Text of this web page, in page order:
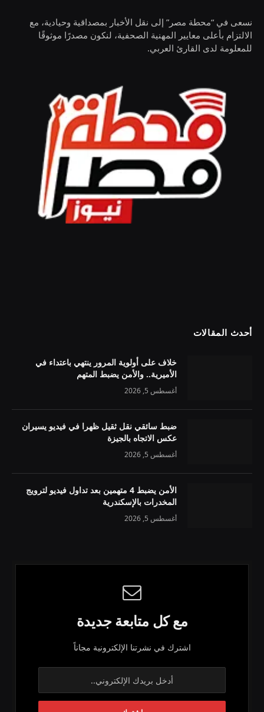
نسعى في “محطة مصر” إلى نقل الأخبار بمصداقية وحيادية، مع
الالتزام بأعلى معايير المهنية الصحفية، لنكون مصدرًا موثوقًا
للمعلومة لدى القارئ العربي.
أحدث المقالات
خلاف على أولوية المرور ينتهي باعتداء في
الأميرية.. والأمن يضبط المتهم
أغسطس 5, 2026
ضبط سائقي نقل ثقيل ظهرا في فيديو يسيران
عكس الاتجاه بالجيزة
أغسطس 5, 2026
الأمن يضبط 4 متهمين بعد تداول فيديو لترويج
المخدرات بالإسكندرية
أغسطس 5, 2026
مع كل متابعة جديدة
اشترك في نشرتنا الإلكترونية مجاناً